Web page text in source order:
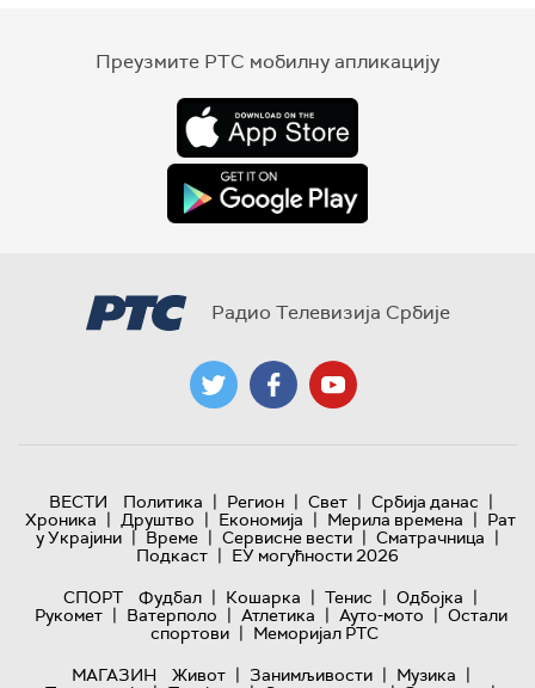
Преузмите РТС мобилну апликацију
Радио Телевизија Србије
ВЕСТИ Политика | Регион | Свет | Србија данас |
Хроника | Друштво | Економија | Мерила времена | Рат
у Украјини | Време | Сервисне вести | Сматрачница |
Подкаст | ЕУ могућности 2026
СПОРТ
Фудбал | Кошарка | Тенис | Одбојка |
Рукомет | Ватерполо | Атлетика | Ауто-мото | Остали
спортови | Меморијал РТС
МАГАЗИН
Живот | Занимљивости | Музика |